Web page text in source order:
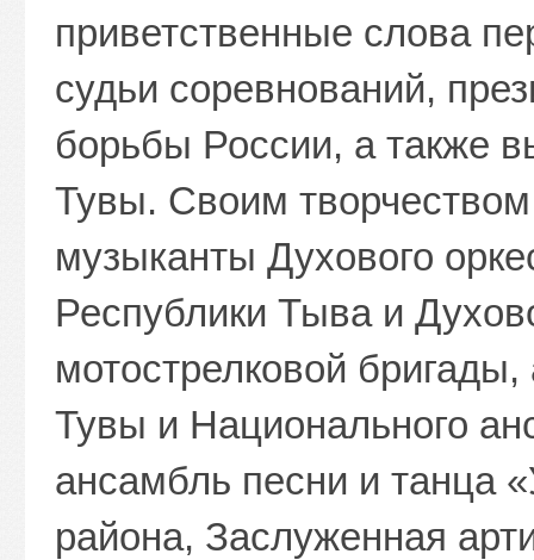
приветственные слова
судьи соревнований,
борьбы России, а также
Тувы. Своим
музыканты Духового
Республики Тыва и
мотострелковой
Тувы и Национального
ансамбль песни и танца
района, Заслуженная